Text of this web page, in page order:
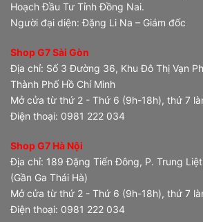
Hoạch Đầu Tư Tỉnh Đồng Nai.
Người đại diện: Đặng Li Na – Giám đốc
Shop G7 Sài Gòn
Địa chỉ: Số 3 Đường 36, Khu Đô Thị Vạn
Thành Phố Hồ Chí Minh
Mở cửa từ thứ 2 - Thứ 6 (9h-18h), thứ 7
Điện thoại: 0981 222 034
Shop G7 Hà Nội
Địa chỉ: 189 Đặng Tiến Đông, P. Trung
(Gần Ga Thái Hà)
Mở cửa từ thứ 2 - Thứ 6 (9h-18h), thứ 7
Điện thoại: 0981 222 034